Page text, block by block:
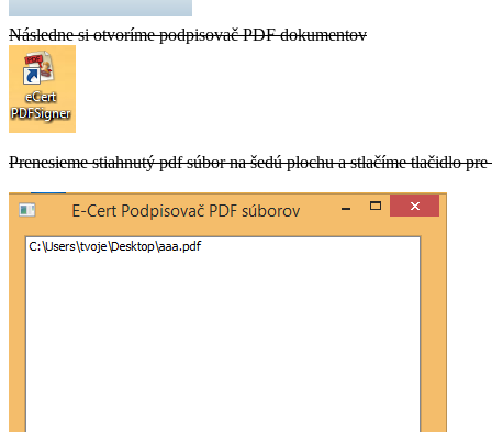
Následne si otvoríme podpisovač PDF dokumentov
Prenesieme stiahnutý pdf súbor na šedú plochu a stlačíme tlačidlo